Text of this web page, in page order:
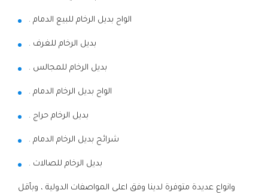
الواح بديل الرخام للبيع الدمام .
بديل الرخام للغرف .
بديل الرخام للمجالس .
الواح بديل الرخام الدمام .
بديل الرخام حراج .
شرائح بديل الرخام الدمام .
بديل الرخام للصالات .
وانواع عديدة متوفرة لدينا وفق اعلى المواصفات الدولية ، وبأقل